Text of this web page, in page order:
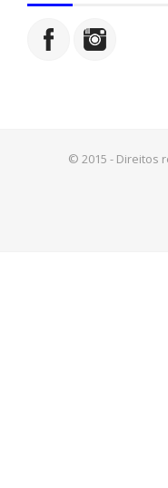
© 2015 - Direitos